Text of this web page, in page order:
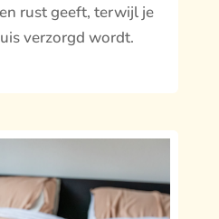
rust geeft, terwijl je
verzorgd wordt.